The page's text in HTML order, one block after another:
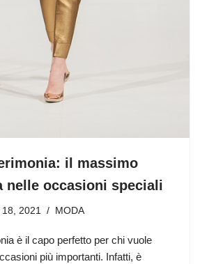
il massimo
nelle occasioni speciali
18, 2021 MODA
è il capo perfetto per chi vuole
più importanti. Infatti, è